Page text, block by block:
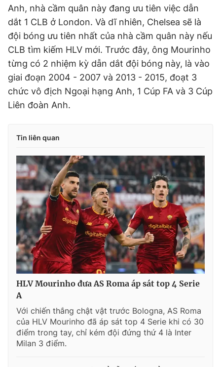
Anh, nhà cầm quân này đang ưu tiên việc dẫn
dắt 1 CLB ở London. Và dĩ nhiên, Chelsea sẽ là
đội bóng ưu tiên nhất của nhà cầm quân này nếu
CLB tìm kiếm HLV mới. Trước đây, ông Mourinho
từng có 2 nhiệm kỳ dẫn dắt đội bóng này, là vào
giai đoạn 2004 - 2007 và 2013 - 2015, đoạt 3
chức vô địch Ngoại hạng Anh, 1 Cúp FA và 3 Cúp
Liên đoàn Anh.
Tin liên quan
HLV Mourinho đưa AS Roma áp sát top 4 Serie
A
Với chiến thắng chật vật trước Bologna, AS Roma
của HLV Mourinho đã áp sát top 4 Serie khi có 30
điểm trong tay, chỉ kém đội đứng thứ 4 là Inter
Milan 3 điểm.